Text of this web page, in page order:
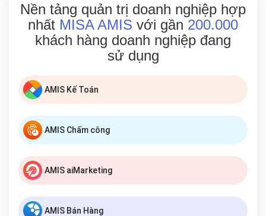
Nền tảng quản trị doanh nghiệp hợp
nhất MISA AMIS với gần 200.000
khách hàng doanh nghiệp đang
sử dụng
AMIS Kế Toán
AMIS Chấm công
AMIS aiMarketing
AMIS Bán Hàng